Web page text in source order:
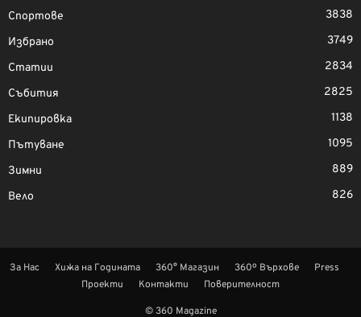
Спортове
3838
Избрано
3749
Статии
2834
Събития
2825
Екипировка
1138
Пътуване
1095
Зимни
889
Вело
826
За Нас Хижа на Годината 360° Магазин 360º Върхове
Press
Проекти
Контакти Поверителност
© 360 Magazine